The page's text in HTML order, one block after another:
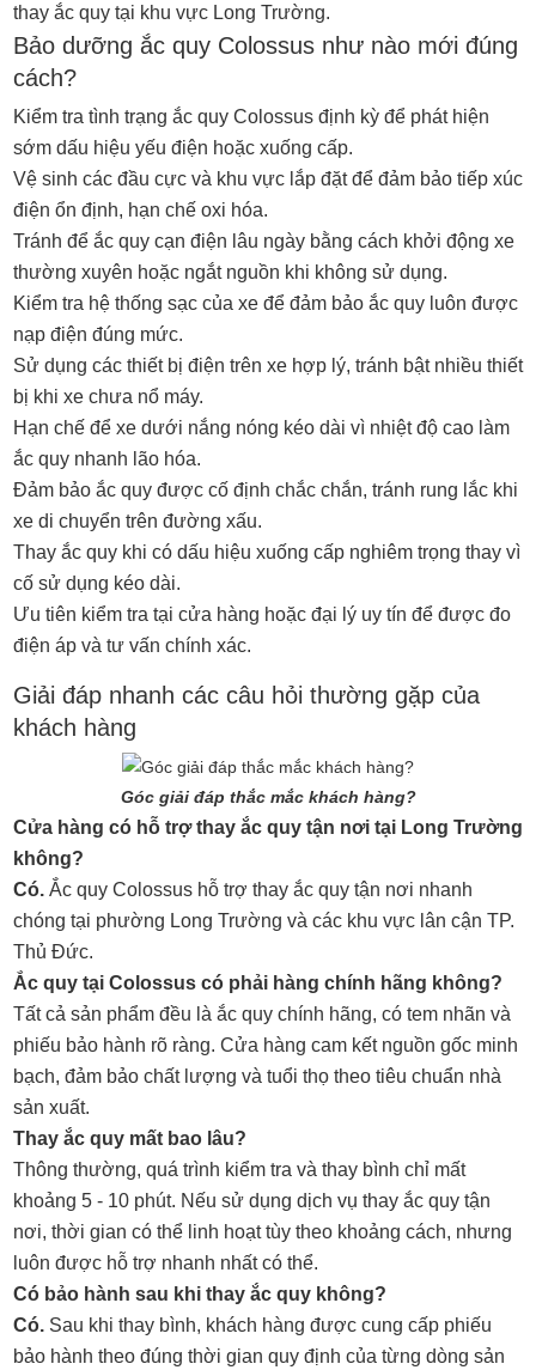
thay ắc quy tại khu vực Long Trường.
Bảo dưỡng ắc quy Colossus như nào mới đúng
cách?
Kiểm tra tình trạng ắc quy Colossus định kỳ để phát hiện
sớm dấu hiệu yếu điện hoặc xuống cấp.
Vệ sinh các đầu cực và khu vực lắp đặt để đảm bảo tiếp xúc
điện ổn định, hạn chế oxi hóa.
Tránh để ắc quy cạn điện lâu ngày bằng cách khởi động xe
thường xuyên hoặc ngắt nguồn khi không sử dụng.
Kiểm tra hệ thống sạc của xe để đảm bảo ắc quy luôn được
nạp điện đúng mức.
Sử dụng các thiết bị điện trên xe hợp lý, tránh bật nhiều thiết
bị khi xe chưa nổ máy.
Hạn chế để xe dưới nắng nóng kéo dài vì nhiệt độ cao làm
ắc quy nhanh lão hóa.
Đảm bảo ắc quy được cố định chắc chắn, tránh rung lắc khi
xe di chuyển trên đường xấu.
Thay ắc quy khi có dấu hiệu xuống cấp nghiêm trọng thay vì
cố sử dụng kéo dài.
Ưu tiên kiểm tra tại cửa hàng hoặc đại lý uy tín để được đo
điện áp và tư vấn chính xác.
Giải đáp nhanh các câu hỏi thường gặp của
khách hàng
Góc giải đáp thắc mắc khách hàng?
Cửa hàng có hỗ trợ thay ắc quy tận nơi tại Long Trường
không?
Có.Ắc quy Colossus hỗ trợ thay ắc quy tận nơi nhanh
chóng tại phường Long Trường và các khu vực lân cận TP.
Thủ Đức.
Ắc quy tại Colossus có phải hàng chính hãng không?
Tất cả sản phẩm đều là ắc quy chính hãng, có tem nhãn và
phiếu bảo hành rõ ràng. Cửa hàng cam kết nguồn gốc minh
bạch, đảm bảo chất lượng và tuổi thọ theo tiêu chuẩn nhà
sản xuất.
Thay ắc quy mất bao lâu?
Thông thường, quá trình kiểm tra và thay bình chỉ mất
khoảng 5 - 10 phút. Nếu sử dụng dịch vụ thay ắc quy tận
nơi, thời gian có thể linh hoạt tùy theo khoảng cách, nhưng
luôn được hỗ trợ nhanh nhất có thể.
Có bảo hành sau khi thay ắc quy không?
Có.Sau khi thay bình, khách hàng được cung cấp phiếu
bảo hành theo đúng thời gian quy định của từng dòng sản